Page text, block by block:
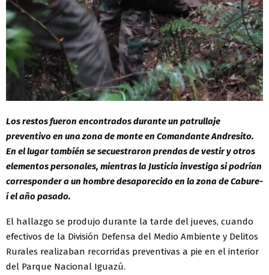
Los restos fueron encontrados durante un patrullaje
preventivo en una zona de monte en Comandante Andresito.
En el lugar también se secuestraron prendas de vestir y otros
elementos personales, mientras la Justicia investiga si podrían
corresponder a un hombre desaparecido en la zona de Cabure-
í el año pasado.
El hallazgo se produjo durante la tarde del jueves, cuando
efectivos de la División Defensa del Medio Ambiente y Delitos
Rurales realizaban recorridas preventivas a pie en el interior
del Parque Nacional Iguazú.